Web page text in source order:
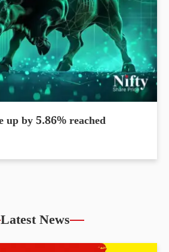
up by 5.86% reached
Latest News